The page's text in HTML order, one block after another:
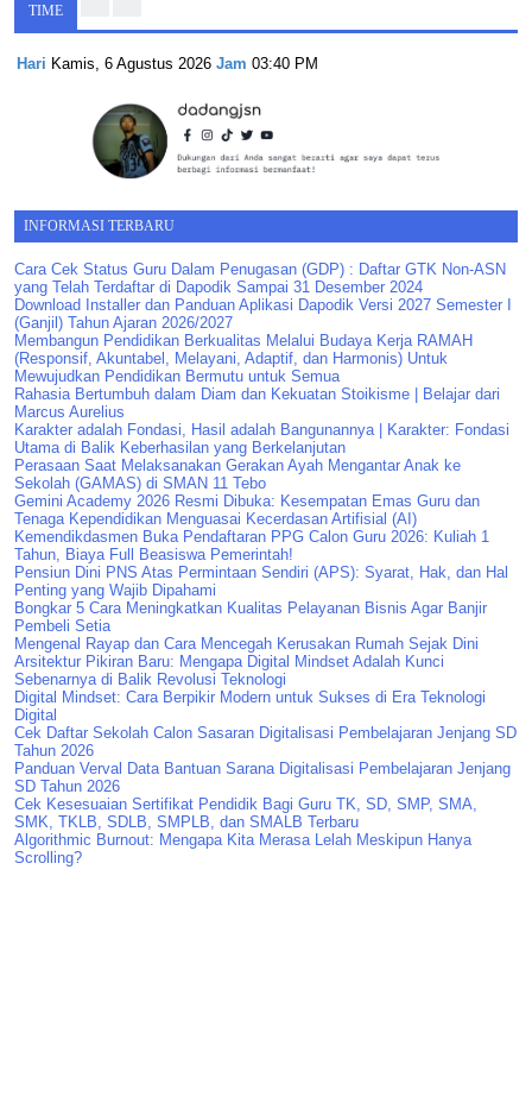
TIME
Hari Kamis, 6 Agustus 2026 Jam 03:40 PM
INFORMASI TERBARU
Cara Cek Status Guru Dalam Penugasan (GDP) : Daftar GTK Non-ASN
yang Telah Terdaftar di Dapodik Sampai 31 Desember 2024
Download Installer dan Panduan Aplikasi Dapodik Versi 2027 Semester I
(Ganjil) Tahun Ajaran 2026/2027
Membangun Pendidikan Berkualitas Melalui Budaya Kerja RAMAH
(Responsif, Akuntabel, Melayani, Adaptif, dan Harmonis) Untuk
Mewujudkan Pendidikan Bermutu untuk Semua
Rahasia Bertumbuh dalam Diam dan Kekuatan Stoikisme | Belajar dari
Marcus Aurelius
Karakter adalah Fondasi, Hasil adalah Bangunannya | Karakter: Fondasi
Utama di Balik Keberhasilan yang Berkelanjutan
Perasaan Saat Melaksanakan Gerakan Ayah Mengantar Anak ke
Sekolah (GAMAS) di SMAN 11 Tebo
Gemini Academy 2026 Resmi Dibuka: Kesempatan Emas Guru dan
Tenaga Kependidikan Menguasai Kecerdasan Artifisial (AI)
Kemendikdasmen Buka Pendaftaran PPG Calon Guru 2026: Kuliah 1
Tahun, Biaya Full Beasiswa Pemerintah!
Pensiun Dini PNS Atas Permintaan Sendiri (APS): Syarat, Hak, dan Hal
Penting yang Wajib Dipahami
Bongkar 5 Cara Meningkatkan Kualitas Pelayanan Bisnis Agar Banjir
Pembeli Setia
Mengenal Rayap dan Cara Mencegah Kerusakan Rumah Sejak Dini
Arsitektur Pikiran Baru: Mengapa Digital Mindset Adalah Kunci
Sebenarnya di Balik Revolusi Teknologi
Digital Mindset: Cara Berpikir Modern untuk Sukses di Era Teknologi
Digital
Cek Daftar Sekolah Calon Sasaran Digitalisasi Pembelajaran Jenjang SD
Tahun 2026
Panduan Verval Data Bantuan Sarana Digitalisasi Pembelajaran Jenjang
SD Tahun 2026
Cek Kesesuaian Sertifikat Pendidik Bagi Guru TK, SD, SMP, SMA,
SMK, TKLB, SDLB, SMPLB, dan SMALB Terbaru
Algorithmic Burnout: Mengapa Kita Merasa Lelah Meskipun Hanya
Scrolling?